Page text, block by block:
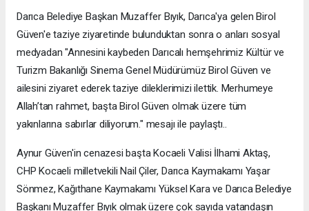
Darıca Belediye Başkan Muzaffer Bıyık, Darıca'ya gelen Birol
Güven'e taziye ziyaretinde bulunduktan sonra o anları sosyal
medyadan "Annesini kaybeden Darıcalı hemşehrimiz Kültür ve
Turizm Bakanlığı Sinema Genel Müdürümüz Birol Güven ve
ailesini ziyaret ederek taziye dileklerimizi ilettik. Merhumeye
Allah’tan rahmet, başta Birol Güven olmak üzere tüm
yakınlarına sabırlar diliyorum." mesajı ile paylaştı..
Aynur Güven'in cenazesi başta Kocaeli Valisi İlhami Aktaş,
CHP Kocaeli milletvekili Nail Çiler, Darıca Kaymakamı Yaşar
Sönmez, Kağıthane Kaymakamı Yüksel Kara ve Darıca Belediye
Başkanı Muzaffer Bıyık olmak üzere çok sayıda vatandaşın